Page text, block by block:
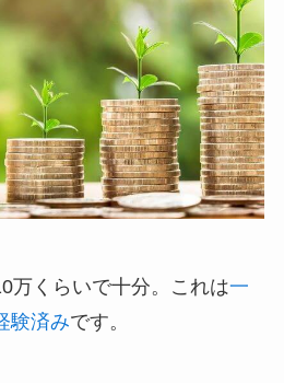
万くらいで十分。これは一
験済みです。